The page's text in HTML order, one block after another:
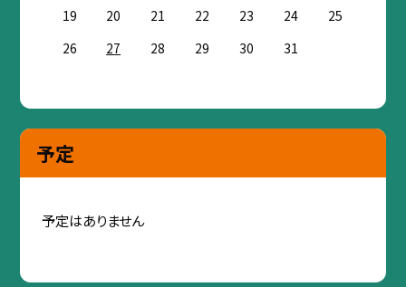
19
20 21 22 23 24
25
26
27 28 29 30 31
予定
予定はありません